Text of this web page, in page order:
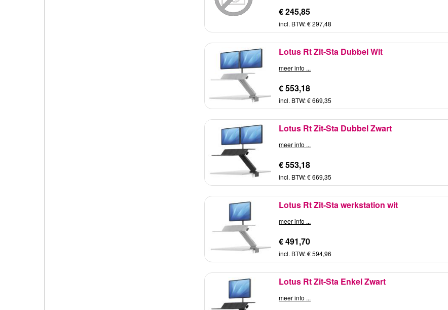
€ 245,85
incl. BTW: € 297,48
Lotus Rt Zit-Sta Dubbel Wit
meer info ...
€ 553,18
incl. BTW: € 669,35
Lotus Rt Zit-Sta Dubbel Zwart
meer info ...
€ 553,18
incl. BTW: € 669,35
Lotus Rt Zit-Sta werkstation wit
meer info ...
€ 491,70
incl. BTW: € 594,96
Lotus Rt Zit-Sta Enkel Zwart
meer info ...